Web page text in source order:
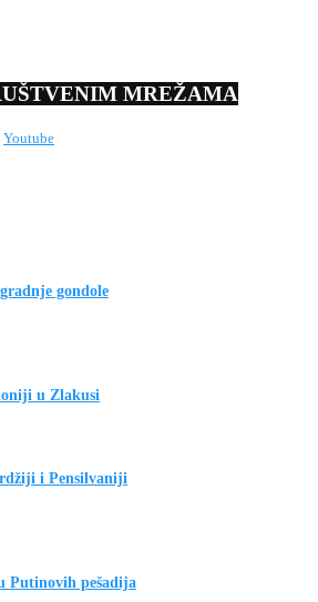
MREŽAMA
Youtube
gondole
u Zlakusi
i Pensilvaniji
Putinovih pešadija